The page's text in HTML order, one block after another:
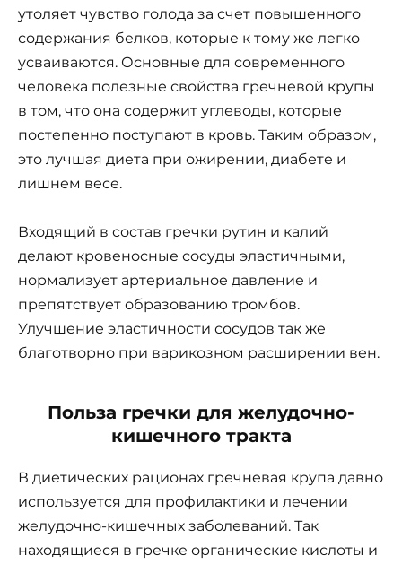
утоляет чувство голода за счет повышенного
содержания белков, которые к тому же легко
усваиваются. Основные для современного
человека полезные свойства гречневой крупы
в том, что она содержит углеводы, которые
постепенно поступают в кровь. Таким образом,
это лучшая диета при ожирении, диабете и
лишнем весе.
Входящий в состав гречки рутин и калий
делают кровеносные сосуды эластичными,
нормализует артериальное давление и
препятствует образованию тромбов.
Улучшение эластичности сосудов так же
благотворно при варикозном расширении вен.
Польза гречки для желудочно-
кишечного тракта
В диетических рационах гречневая крупа давно
используется для профилактики и лечении
желудочно-кишечных заболеваний. Так
находящиеся в гречке органические кислоты и